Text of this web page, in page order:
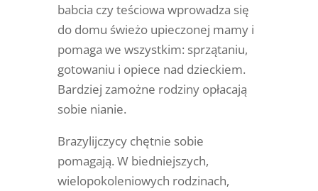
babcia czy teściowa wprowadza się
do domu świeżo upieczonej mamy i
pomaga we wszystkim: sprzątaniu,
gotowaniu i opiece nad dzieckiem.
Bardziej zamożne rodziny opłacają
sobie nianie.
Brazylijczycy chętnie sobie
pomagają. W biedniejszych,
wielopokoleniowych rodzinach,